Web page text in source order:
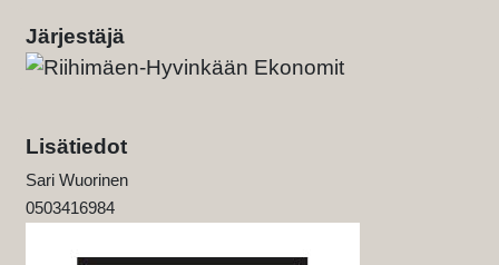
Järjestäjä
Lisätiedot
Sari Wuorinen
0503416984